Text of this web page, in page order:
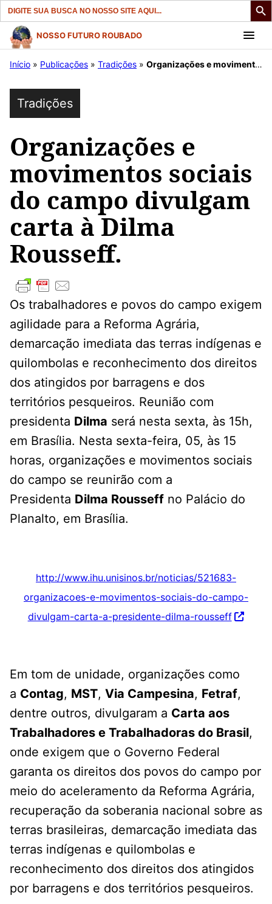
Search
for:
Pular
para
conteúdo
NOSSO FUTURO ROUBADO
Início » Publicações » Tradições » Organizações e movimentos sociais do campo divulgam carta à Dilma Rousseff.
Tradições
Organizações e
movimentos sociais
do campo divulgam
carta à Dilma
Rousseff.
Os trabalhadores e povos do campo exigem
agilidade para a Reforma Agrária,
demarcação imediata das terras indígenas e
quilombolas e reconhecimento dos direitos
dos atingidos por barragens e dos
territórios pesqueiros. Reunião com
presidenta Dilma será nesta sexta, às 15h,
em Brasília. Nesta sexta-feira, 05, às 15
horas, organizações e movimentos sociais
do campo se reunirão com a
Presidenta Dilma Rousseff no Palácio do
Planalto, em Brasília.
http://www.ihu.unisinos.br/noticias/521683-
organizacoes-e-movimentos-sociais-do-campo-
divulgam-carta-a-presidente-dilma-rousseff
Em tom de unidade, organizações como
a Contag, MST, Via Campesina, Fetraf,
dentre outros, divulgaram a Carta aos
Trabalhadores e Trabalhadoras do Brasil,
onde exigem que o Governo Federal
garanta os direitos dos povos do campo por
meio do aceleramento da Reforma Agrária,
recuperação da soberania nacional sobre as
terras brasileiras, demarcação imediata das
terras indígenas e quilombolas e
reconhecimento dos direitos dos atingidos
por barragens e dos territórios pesqueiros.